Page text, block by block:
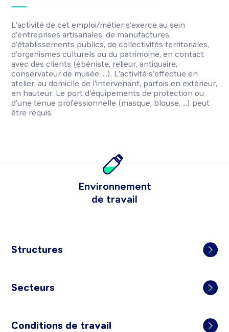
L'activité de cet emploi/métier s'exerce au sein
d'entreprises artisanales, de manufactures,
d'établissements publics, de collectivités territoriales,
d'organismes culturels ou du patrimoine, en contact
avec des clients (ébéniste, relieur, antiquaire,
conservateur de musée, ...). L'activité s'effectue en
atelier, au domicile de l'intervenant, parfois en extérieur,
en hauteur. Le port d'équipements de protection ou
d'une tenue professionnelle (masque, blouse, ...) peut
être requis.
Environnement
de travail
Structures
Secteurs
Conditions de travail